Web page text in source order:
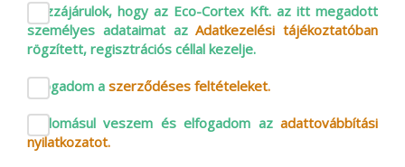
Hozzájárulok, hogy az Eco-Cortex Kft. az itt megadott
személyes adataimat azAdatkezelési tájékoztatóban
rögzített, regisztrációs céllal kezelje.
Elfogadom a szerződéses feltételeket.
Tudomásul veszem és elfogadom az adattovábbítási
nyilatkozatot.